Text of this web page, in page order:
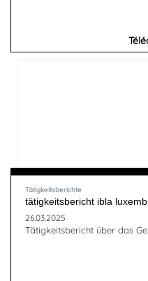
Tätigkeitsberichte
tätigkeitsbericht ibla
26.03.2025
Tätigkeitsbericht über das